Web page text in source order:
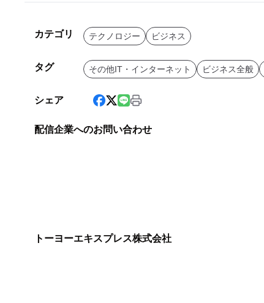
カテゴリ テクノロジー ビジネス
タグ その他IT・インターネット ビジネス全般
シェア
配信企業へのお問い合わせ
トーヨーエキスプレス株式会社